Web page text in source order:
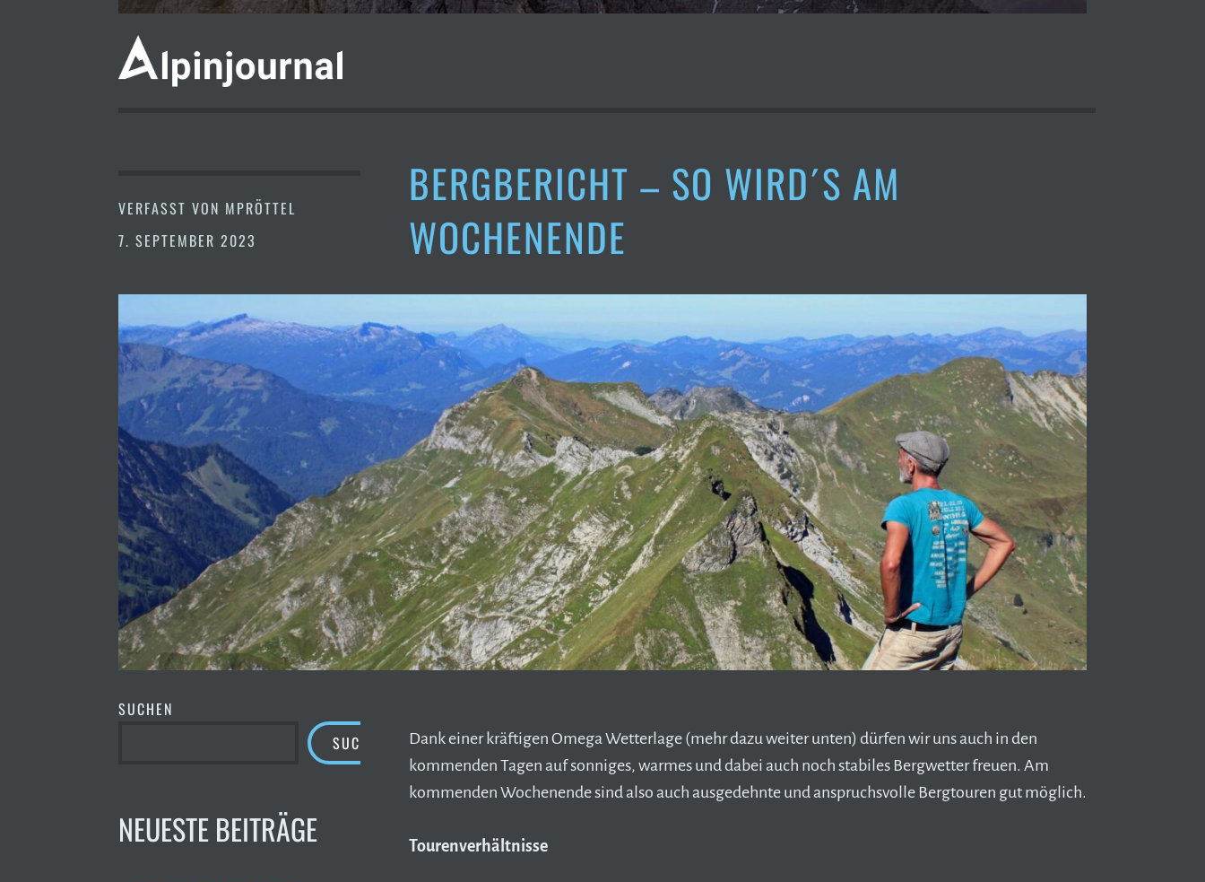
VERFASST VON MPRÖTTEL
7. SEPTEMBER 2023
BERGBERICHT – SO WIRD´S AM
WOCHENENDE
Dank einer kräftigen Omega Wetterlage (mehr dazu weiter unten) dürfen wir uns auch in den
kommenden Tagen auf sonniges, warmes und dabei auch noch stabiles Bergwetter freuen. Am
kommenden Wochenende sind also auch ausgedehnte und anspruchsvolle Bergtouren gut möglich.
Tourenverhältnisse
SUCHEN
SUCHEN
NEUESTE BEITRÄGE